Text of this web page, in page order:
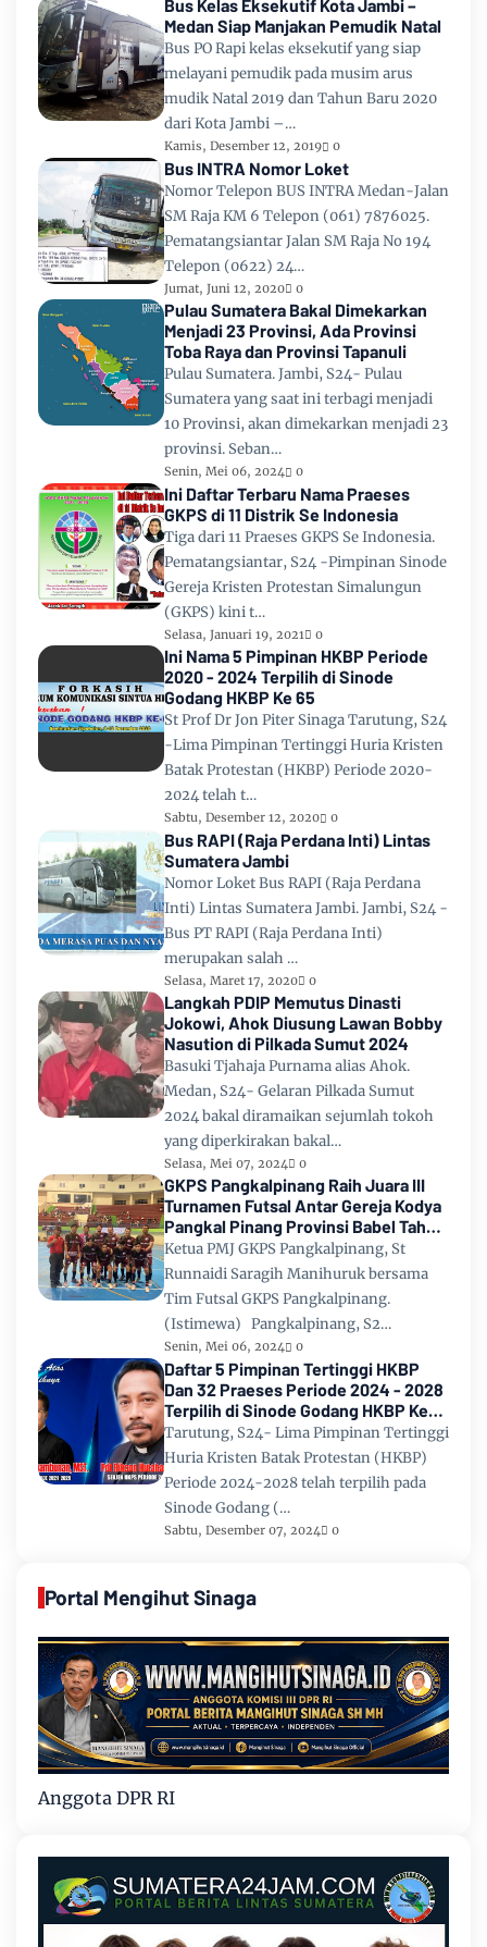
Bus Kelas Eksekutif Kota Jambi –
Medan Siap Manjakan Pemudik Natal
Bus PO Rapi kelas eksekutif yang siap
melayani pemudik pada musim arus
mudik Natal 2019 dan Tahun Baru 2020
dari Kota Jambi –…
Kamis, Desember 12, 2019 0
Bus INTRA Nomor Loket
Nomor Telepon BUS INTRA Medan-Jalan
SM Raja KM 6 Telepon (061) 7876025.
Pematangsiantar Jalan SM Raja No 194
Telepon (0622) 24…
Jumat, Juni 12, 2020 0
Pulau Sumatera Bakal Dimekarkan
Menjadi 23 Provinsi, Ada Provinsi
Toba Raya dan Provinsi Tapanuli
Pulau Sumatera. Jambi, S24- Pulau
Sumatera yang saat ini terbagi menjadi
10 Provinsi, akan dimekarkan menjadi 23
provinsi. Seban…
Senin, Mei 06, 2024 0
Ini Daftar Terbaru Nama Praeses
GKPS di 11 Distrik Se Indonesia
Tiga dari 11 Praeses GKPS Se Indonesia.
Pematangsiantar, S24 -Pimpinan Sinode
Gereja Kristen Protestan Simalungun
(GKPS) kini t…
Selasa, Januari 19, 2021 0
Ini Nama 5 Pimpinan HKBP Periode
2020 - 2024 Terpilih di Sinode
Godang HKBP Ke 65
St Prof Dr Jon Piter Sinaga Tarutung, S24
-Lima Pimpinan Tertinggi Huria Kristen
Batak Protestan (HKBP) Periode 2020-
2024 telah t…
Sabtu, Desember 12, 2020 0
Bus RAPI (Raja Perdana Inti) Lintas
Sumatera Jambi
Nomor Loket Bus RAPI (Raja Perdana
Inti) Lintas Sumatera Jambi. Jambi, S24 -
Bus PT RAPI (Raja Perdana Inti)
merupakan salah …
Selasa, Maret 17, 2020 0
Langkah PDIP Memutus Dinasti
Jokowi, Ahok Diusung Lawan Bobby
Nasution di Pilkada Sumut 2024
Basuki Tjahaja Purnama alias Ahok.
Medan, S24- Gelaran Pilkada Sumut
2024 bakal diramaikan sejumlah tokoh
yang diperkirakan bakal…
Selasa, Mei 07, 2024 0
GKPS Pangkalpinang Raih Juara III
Turnamen Futsal Antar Gereja Kodya
Pangkal Pinang Provinsi Babel Tahun
2024
Ketua PMJ GKPS Pangkalpinang, St
Runnaidi Saragih Manihuruk bersama
Tim Futsal GKPS Pangkalpinang.
(Istimewa) Pangkalpinang, S2…
Senin, Mei 06, 2024 0
Daftar 5 Pimpinan Tertinggi HKBP
Dan 32 Praeses Periode 2024 - 2028
Terpilih di Sinode Godang HKBP Ke
67 Tahun 2024
Tarutung, S24- Lima Pimpinan Tertinggi
Huria Kristen Batak Protestan (HKBP)
Periode 2024-2028 telah terpilih pada
Sinode Godang (…
Sabtu, Desember 07, 2024 0
Portal Mengihut Sinaga
Anggota DPR RI